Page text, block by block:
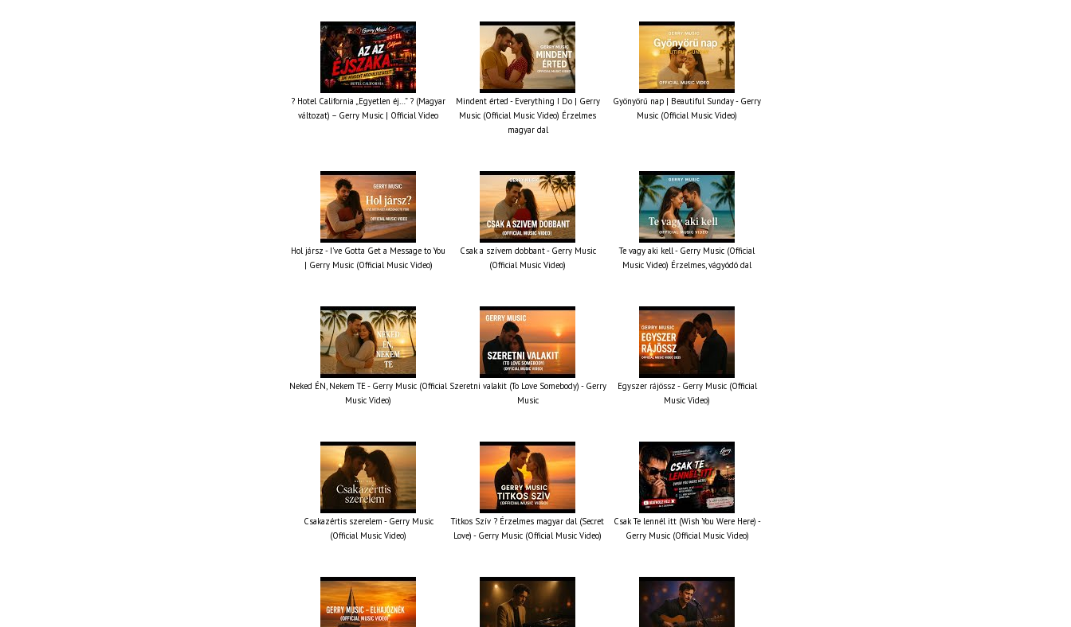
? Hotel California „Egyetlen éj…” ? (Magyar
változat) – Gerry Music | Official Video
Mindent érted - Everything I Do | Gerry
Music (Official Music Video) Érzelmes
magyar dal
Gyönyörű nap | Beautiful Sunday - Gerry
Music (Official Music Video)
Hol jársz - I've Gotta Get a Message to You
| Gerry Music (Official Music Video)
Csak a szívem dobbant - Gerry Music
(Official Music Video)
Te vagy aki kell - Gerry Music (Official
Music Video) Érzelmes, vágyódó dal
Neked ÉN, Nekem TE - Gerry Music (Official
Music Video)
Szeretni valakit (To Love Somebody) - Gerry
Music
Egyszer rájössz - Gerry Music (Official
Music Video)
Csakazértis szerelem - Gerry Music
(Official Music Video)
Titkos Szív ? Érzelmes magyar dal (Secret
Love) - Gerry Music (Official Music Video)
Csak Te lennél itt (Wish You Were Here) -
Gerry Music (Official Music Video)